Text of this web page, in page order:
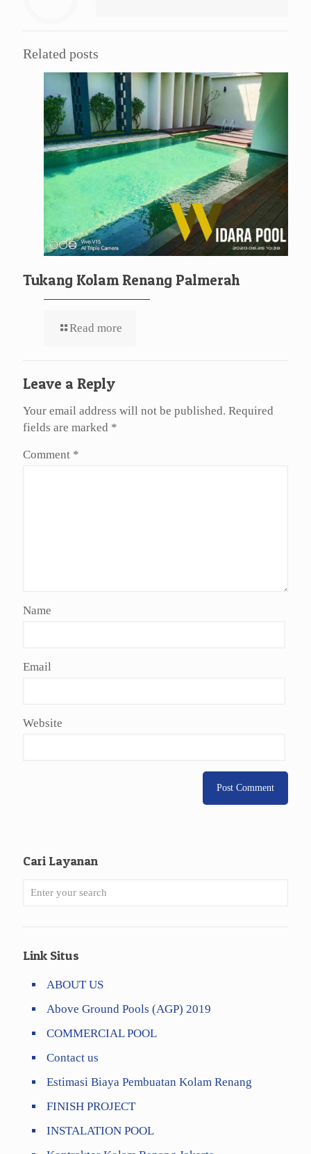
Related posts
Tukang Kolam Renang Palmerah
Read more
Leave a Reply
Your email address will not be published. Required
fields are marked *
Comment *
Name
Email
Website
Cari Layanan
Link Situs
ABOUT US
Above Ground Pools (AGP) 2019
COMMERCIAL POOL
Contact us
Estimasi Biaya Pembuatan Kolam Renang
FINISH PROJECT
INSTALATION POOL